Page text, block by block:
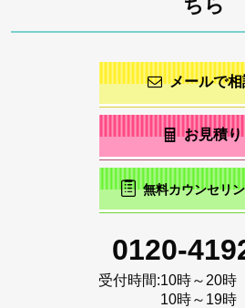
ちら
メールで相
お見積り
無料カウンセリ
0120-
受付時間:10時～20時
10時～19時